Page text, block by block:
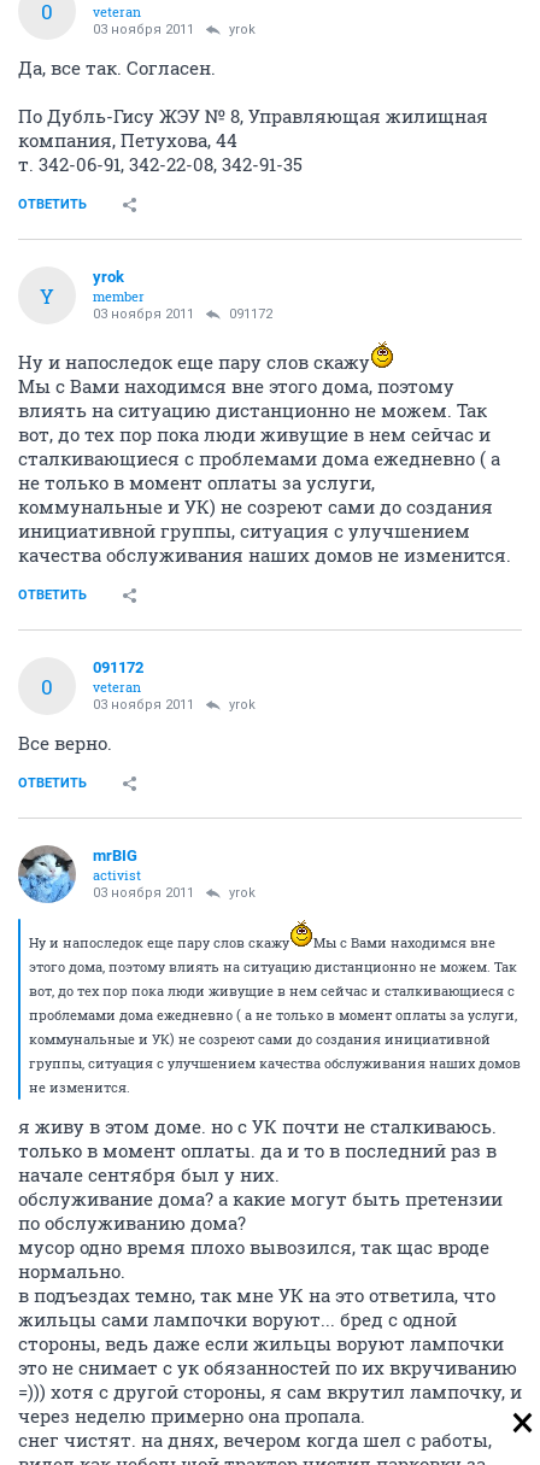
0
veteran
03 ноября 2011 yrok
Да, все так. Согласен.
По Дубль-Гису ЖЭУ № 8, Управляющая жилищная
компания, Петухова, 44
т. 342-06-91, 342-22-08, 342-91-35
ОТВЕТИТЬ
Y
yrok
member
03 ноября 2011 091172
Ну и напоследок еще пару слов скажу
Мы с Вами находимся вне этого дома, поэтому
влиять на ситуацию дистанционно не можем. Так
вот, до тех пор пока люди живущие в нем сейчас и
сталкивающиеся с проблемами дома ежедневно ( а
не только в момент оплаты за услуги,
коммунальные и УК) не созреют сами до создания
инициативной группы, ситуация с улучшением
качества обслуживания наших домов не изменится.
ОТВЕТИТЬ
0
091172
veteran
03 ноября 2011 yrok
Все верно.
ОТВЕТИТЬ
mrBIG
activist
03 ноября 2011 yrok
Ну и напоследок еще пару слов скажу
Мы с Вами находимся вне
этого дома, поэтому влиять на ситуацию дистанционно не можем. Так
вот, до тех пор пока люди живущие в нем сейчас и сталкивающиеся с
проблемами дома ежедневно ( а не только в момент оплаты за услуги,
коммунальные и УК) не созреют сами до создания инициативной
группы, ситуация с улучшением качества обслуживания наших домов
не изменится.
я живу в этом доме. но с УК почти не сталкиваюсь.
только в момент оплаты. да и то в последний раз в
начале сентября был у них.
обслуживание дома? а какие могут быть претензии
по обслуживанию дома?
мусор одно время плохо вывозился, так щас вроде
нормально.
в подъездах темно, так мне УК на это ответила, что
жильцы сами лампочки воруют... бред с одной
стороны, ведь даже если жильцы воруют лампочки
это не снимает с ук обязанностей по их вкручиванию
=))) хотя с другой стороны, я сам вкрутил лампочку, и
через неделю примерно она пропала.
снег чистят. на днях, вечером когда шел с работы,